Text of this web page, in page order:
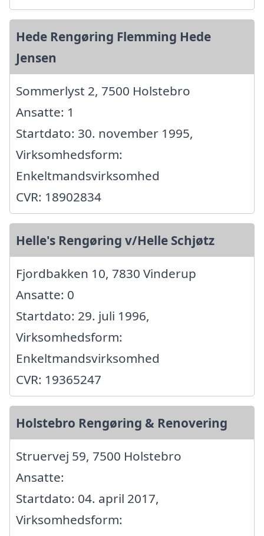
Hede Rengøring Flemming Hede
Jensen
Sommerlyst 2, 7500 Holstebro
Ansatte: 1
Startdato: 30. november 1995,
Virksomhedsform:
Enkeltmandsvirksomhed
CVR: 18902834
Helle's Rengøring v/Helle Schjøtz
Fjordbakken 10, 7830 Vinderup
Ansatte: 0
Startdato: 29. juli 1996,
Virksomhedsform:
Enkeltmandsvirksomhed
CVR: 19365247
Holstebro Rengøring & Renovering
Struervej 59, 7500 Holstebro
Ansatte:
Startdato: 04. april 2017,
Virksomhedsform: